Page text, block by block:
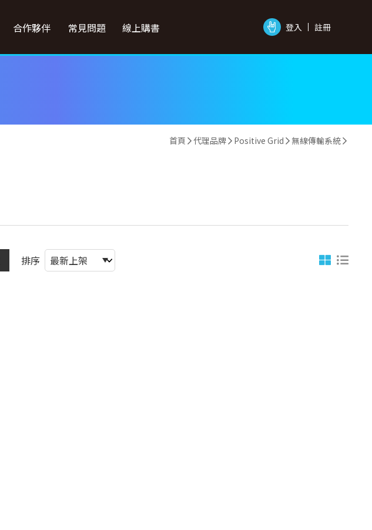
登入 註冊
合作夥伴 常見問題 線上購書
首頁 代理品牌 Positive Grid 無線傳輸系統
排序